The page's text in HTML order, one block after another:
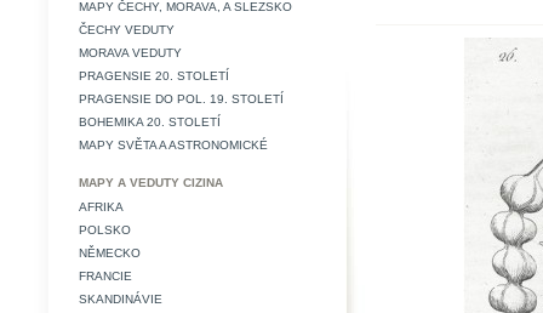
MAPY ČECHY, MORAVA, A SLEZSKO
ČECHY VEDUTY
MORAVA VEDUTY
PRAGENSIE 20. STOLETÍ
PRAGENSIE DO POL. 19. STOLETÍ
BOHEMIKA 20. STOLETÍ
MAPY SVĚTA A ASTRONOMICKÉ
MAPY A VEDUTY CIZINA
AFRIKA
POLSKO
NĚMECKO
FRANCIE
SKANDINÁVIE